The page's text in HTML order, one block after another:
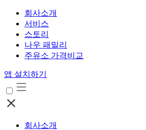
회사소개
서비스
스토리
나우 패밀리
주유소 가격비교
앱 설치하기
회사소개